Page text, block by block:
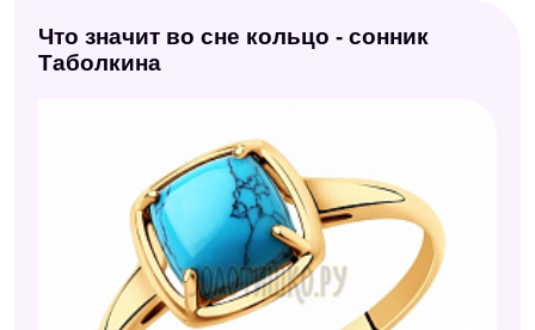
Что значит во сне кольцо - сонник
Таболкина